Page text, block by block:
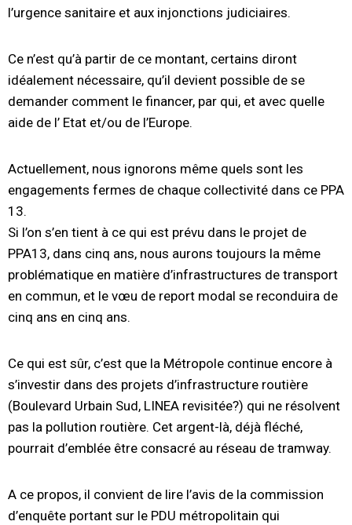
l’urgence sanitaire et aux injonctions judiciaires.
Ce n’est qu’à partir de ce montant, certains diront
idéalement nécessaire, qu’il devient possible de se
demander comment le financer, par qui, et avec quelle
aide de l’ Etat et/ou de l’Europe.
Actuellement, nous ignorons même quels sont les
engagements fermes de chaque collectivité dans ce PPA
13.
Si l’on s’en tient à ce qui est prévu dans le projet de
PPA13, dans cinq ans, nous aurons toujours la même
problématique en matière d’infrastructures de transport
en commun, et le vœu de report modal se reconduira de
cinq ans en cinq ans.
Ce qui est sûr, c’est que la Métropole continue encore à
s’investir dans des projets d’infrastructure routière
(Boulevard Urbain Sud, LINEA revisitée?) qui ne résolvent
pas la pollution routière. Cet argent-là, déjà fléché,
pourrait d’emblée être consacré au réseau de tramway.
A ce propos, il convient de lire l’avis de la commission
d’enquête portant sur le PDU métropolitain qui